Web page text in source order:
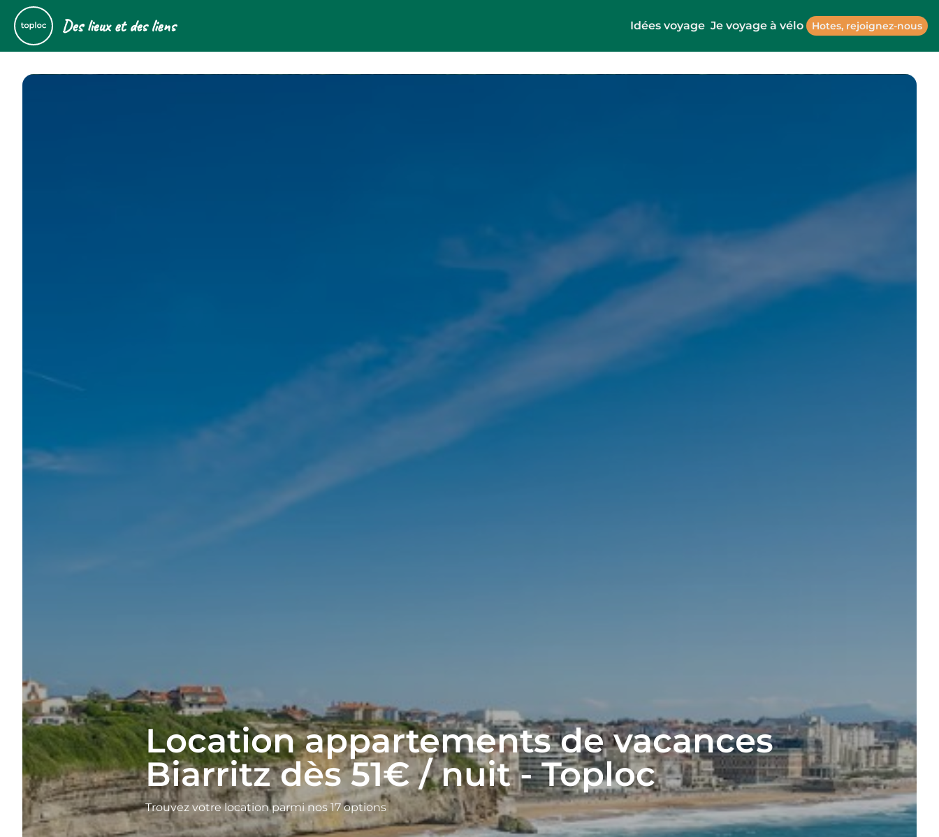
Des lieux et des liens Idées voyage Je voyage à vélo Hotes, rejoignez-nous
Location appartements de vacances
Biarritz dès 51€ / nuit - Toploc
Trouvez votre location parmi nos 17 options